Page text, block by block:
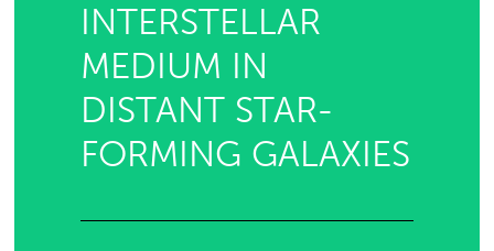
INTERSTELLAR
MEDIUM IN
DISTANT STAR-
FORMING GALAXIES